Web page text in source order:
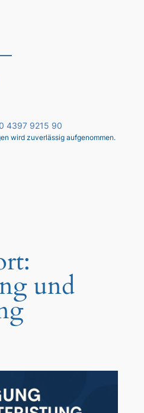
4397 9215 90
wird zuverlässig aufgenommen.
und